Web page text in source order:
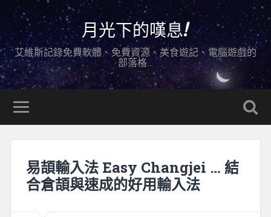
月光下的嘆息!
艾維斯記錄免費軟體、免費資源、美食遊記、電腦遊戲的
部落格…
易頡輸入法 Easy Changjei … 結
合倉頡與速成的好用輸入法